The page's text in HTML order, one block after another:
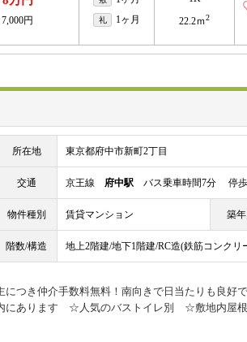
7,000円 礼 1ヶ月
22.2ｍ2
所在地 東京都府中市新町2丁目
交通 京王線 府中駅 バス乗車時間7分 停
物件種別 賃貸マンション 築年
階数/構造 地上2階建/地下1階建/RC造(鉄筋コンクリ
つき仲介手数料無料！南向きで日当たりも良好
あります ☆人気のバストイレ別 ☆敷地内屋根